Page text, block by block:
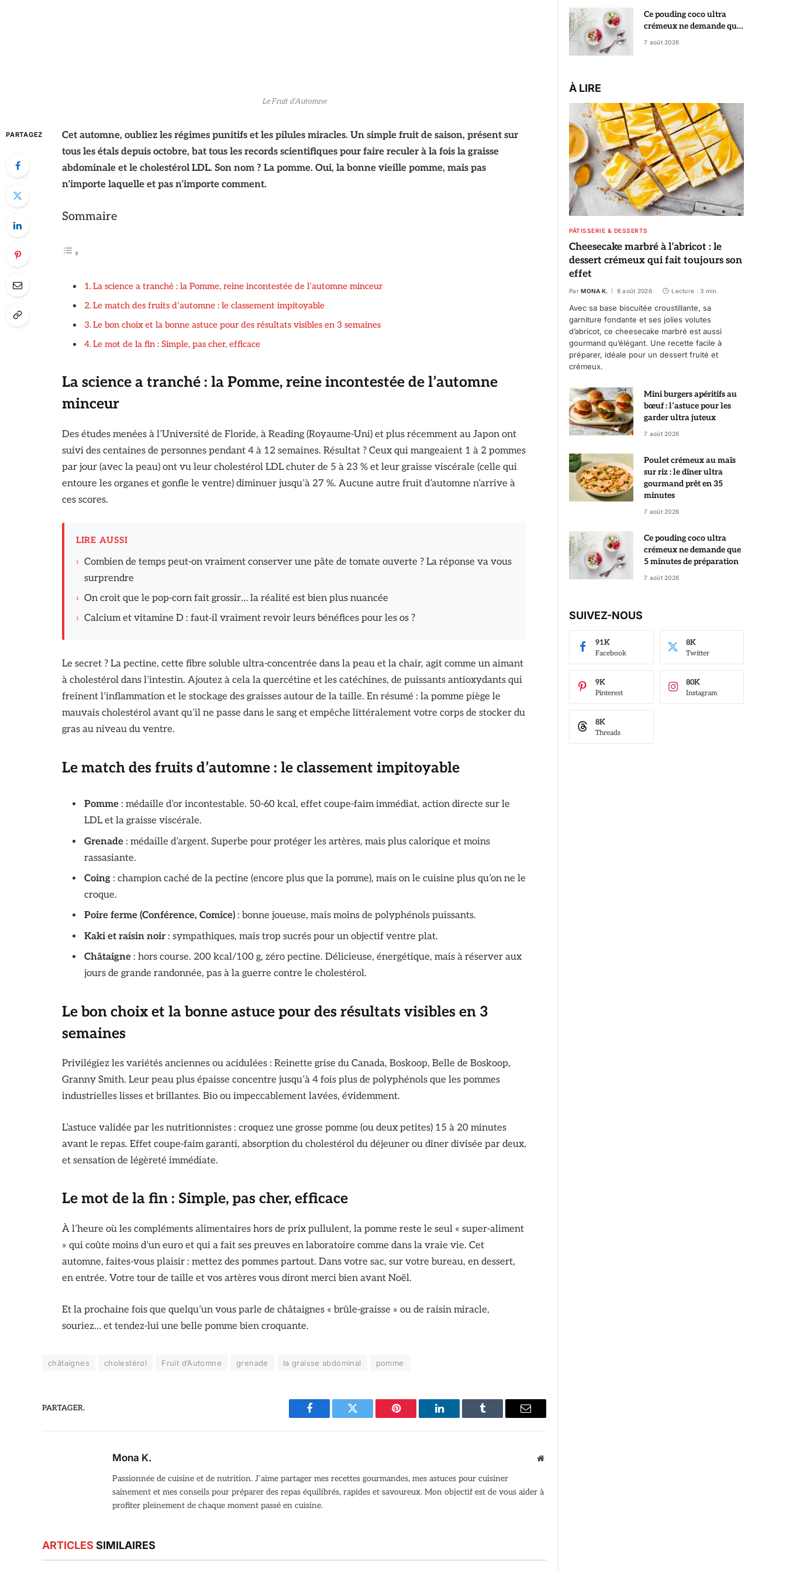
Le Fruit d’Automne
PARTAGEZ
Cet automne, oubliez les régimes punitifs et les pilules miracles. Un simple fruit de saison, présent sur
tous les étals depuis octobre, bat tous les records scientifiques pour faire reculer à la fois la graisse
abdominale et le cholestérol LDL. Son nom ? La pomme. Oui, la bonne vieille pomme, mais pas
n’importe laquelle et pas n’importe comment.
Sommaire
La science a tranché : la Pomme, reine incontestée de l’automne minceur
Le match des fruits d’automne : le classement impitoyable
Le bon choix et la bonne astuce pour des résultats visibles en 3 semaines
Le mot de la fin : Simple, pas cher, efficace
La science a tranché : la Pomme, reine incontestée de l’automne
minceur
Des études menées à l’Université de Floride, à Reading (Royaume-Uni) et plus récemment au Japon ont
suivi des centaines de personnes pendant 4 à 12 semaines. Résultat ? Ceux qui mangeaient 1 à 2 pommes
par jour (avec la peau) ont vu leur cholestérol LDL chuter de 5 à 23 % et leur graisse viscérale (celle qui
entoure les organes et gonfle le ventre) diminuer jusqu’à 27 %. Aucune autre fruit d’automne n’arrive à
ces scores.
LIRE AUSSI
› Combien de temps peut-on vraiment conserver une pâte de tomate ouverte ? La réponse va vous
surprendre
› On croit que le pop-corn fait grossir… la réalité est bien plus nuancée
› Calcium et vitamine D : faut‑il vraiment revoir leurs bénéfices pour les os ?
Le secret ? La pectine, cette fibre soluble ultra-concentrée dans la peau et la chair, agit comme un aimant
à cholestérol dans l’intestin. Ajoutez à cela la quercétine et les catéchines, de puissants antioxydants qui
freinent l’inflammation et le stockage des graisses autour de la taille. En résumé : la pomme piège le
mauvais cholestérol avant qu’il ne passe dans le sang et empêche littéralement votre corps de stocker du
gras au niveau du ventre.
Le match des fruits d’automne : le classement impitoyable
Pomme: médaille d’or incontestable. 50-60 kcal, effet coupe-faim immédiat, action directe sur le
LDL et la graisse viscérale.
Grenade: médaille d’argent. Superbe pour protéger les artères, mais plus calorique et moins
rassasiante.
Coing: champion caché de la pectine (encore plus que la pomme), mais on le cuisine plus qu’on ne le
croque.
Poire ferme (Conférence, Comice): bonne joueuse, mais moins de polyphénols puissants.
Kaki et raisin noir: sympathiques, mais trop sucrés pour un objectif ventre plat.
Châtaigne: hors course. 200 kcal/100 g, zéro pectine. Délicieuse, énergétique, mais à réserver aux
jours de grande randonnée, pas à la guerre contre le cholestérol.
Le bon choix et la bonne astuce pour des résultats visibles en 3
semaines
Privilégiez les variétés anciennes ou acidulées : Reinette grise du Canada, Boskoop, Belle de Boskoop,
Granny Smith. Leur peau plus épaisse concentre jusqu’à 4 fois plus de polyphénols que les pommes
industrielles lisses et brillantes. Bio ou impeccablement lavées, évidemment.
L’astuce validée par les nutritionnistes : croquez une grosse pomme (ou deux petites) 15 à 20 minutes
avant le repas. Effet coupe-faim garanti, absorption du cholestérol du déjeuner ou dîner divisée par deux,
et sensation de légèreté immédiate.
Le mot de la fin : Simple, pas cher, efficace
À l’heure où les compléments alimentaires hors de prix pullulent, la pomme reste le seul « super-aliment
» qui coûte moins d’un euro et qui a fait ses preuves en laboratoire comme dans la vraie vie. Cet
automne, faites-vous plaisir : mettez des pommes partout. Dans votre sac, sur votre bureau, en dessert,
en entrée. Votre tour de taille et vos artères vous diront merci bien avant Noël.
Et la prochaine fois que quelqu’un vous parle de châtaignes « brûle-graisse » ou de raisin miracle,
souriez… et tendez-lui une belle pomme bien croquante.
châtaignes cholestérol Fruit d’Automne grenade la graisse abdominal pomme
PARTAGER.
Facebook Twitter Pinterest LinkedIn Tumblr Email
Mona K.
Site
Passionnée de cuisine et de nutrition. J’aime partager mes recettes gourmandes, mes astuces pour cuisiner
sainement et mes conseils pour préparer des repas équilibrés, rapides et savoureux. Mon objectif est de vous aider à
profiter pleinement de chaque moment passé en cuisine.
ARTICLES SIMILAIRES
Ce pouding coco ultra
crémeux ne demande que
5 minutes de préparation
7 août 2026
À LIRE
PÂTISSERIE & DESSERTS
Cheesecake marbré à l’abricot : le
dessert crémeux qui fait toujours son
effet
Par MONA K. 8 août 2026 Lecture : 3 min
Avec sa base biscuitée croustillante, sa
garniture fondante et ses jolies volutes
d’abricot, ce cheesecake marbré est aussi
gourmand qu’élégant. Une recette facile à
préparer, idéale pour un dessert fruité et
crémeux.
Mini burgers apéritifs au
bœuf : l’astuce pour les
garder ultra juteux
7 août 2026
Poulet crémeux au maïs
sur riz : le dîner ultra
gourmand prêt en 35
minutes
7 août 2026
Ce pouding coco ultra
crémeux ne demande que
5 minutes de préparation
7 août 2026
SUIVEZ-NOUS
Facebook
91K
Twitter
8K
Pinterest
9K
Instagram
80K
Threads
8K